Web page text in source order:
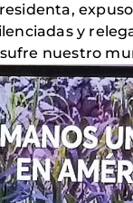
y
nuestro